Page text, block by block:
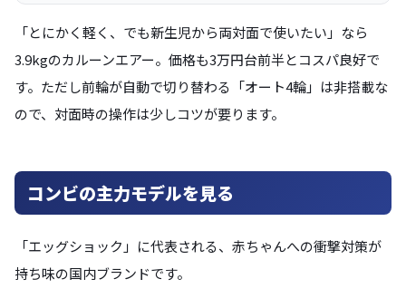
「とにかく軽く、でも新生児から両対面で使いたい」なら
3.9kgのカルーンエアー。価格も3万円台前半とコスパ良好で
す。ただし前輪が自動で切り替わる「オート4輪」は非搭載な
ので、対面時の操作は少しコツが要ります。
コンビの主力モデルを見る
「エッグショック」に代表される、赤ちゃんへの衝撃対策が
持ち味の国内ブランドです。